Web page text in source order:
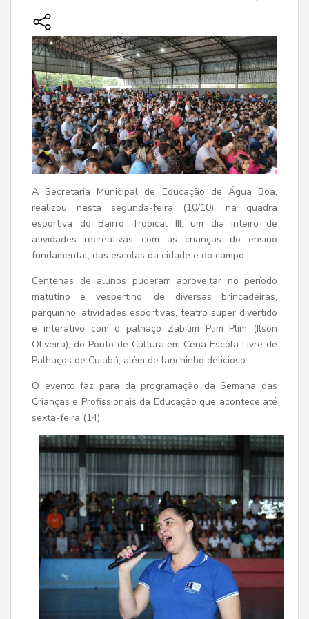
A Secretaria Municipal de Educação de Água Boa,
realizou nesta segunda-feira (10/10), na quadra
esportiva do Bairro Tropical III, um dia inteiro de
atividades recreativas com as crianças do ensino
fundamental, das escolas da cidade e do campo.
Centenas de alunos puderam aproveitar no período
matutino e vespertino, de diversas brincadeiras,
parquinho, atividades esportivas, teatro super divertido
e interativo com o palhaço Zabilim Plim Plim (Ilson
Oliveira), do Ponto de Cultura em Cena Escola Livre de
Palhaços de Cuiabá, além de lanchinho delicioso.
O evento faz para da programação da Semana das
Crianças e Profissionais da Educação que acontece até
sexta-feira (14).